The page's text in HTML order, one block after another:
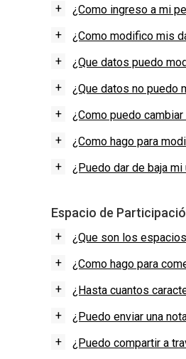
CONTÁCTENOS
TÉRMINOS
CONDICIONES
+
¿Como ingreso a mi
+
¿Como modifico mis
+
¿Que datos puedo
+
¿Que datos no puedo
+
¿Como puedo
+
¿Como hago para
+
¿Puedo dar de baja mi
Espacio de
+
¿Que son los
+
¿Como hago para
+
¿Hasta cuantos
+
¿Puedo enviar una
+
¿Puedo compartir a